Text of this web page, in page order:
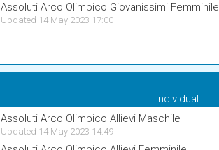
Assoluti Arco Olimpico Giovanissimi Femminile
Updated 14 May 2023 17:00
Individual
Assoluti Arco Olimpico Allievi Maschile
Updated 14 May 2023 14:49